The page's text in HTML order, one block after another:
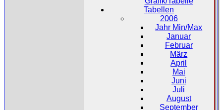
Tabellen
2006
Jahr Min/Max
Januar
Februar
März
April
Mai
Juni
Juli
August
September